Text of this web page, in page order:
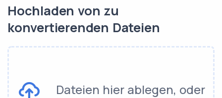
Hochladen von zu
konvertierenden Dateien
Dateien hier ablegen, oder